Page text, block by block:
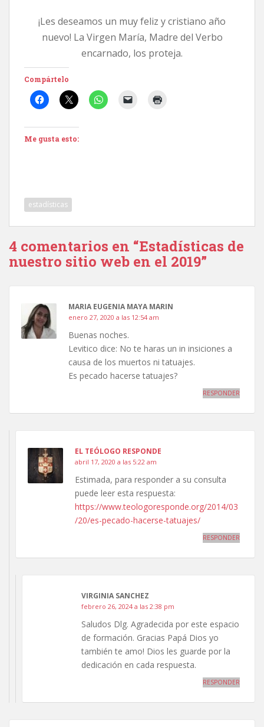
¡Les deseamos un muy feliz y cristiano año
nuevo! La Virgen María, Madre del Verbo
encarnado, los proteja.
Compártelo
Me gusta esto:
estadísticas
4 comentarios en “Estadísticas de
nuestro sitio web en el 2019”
MARIA EUGENIA MAYA MARIN
enero 27, 2020 a las 12:54 am
Buenas noches.
Levitico dice: No te haras un in insiciones a
causa de los muertos ni tatuajes.
Es pecado hacerse tatuajes?
RESPONDER
EL TEÓLOGO RESPONDE
abril 17, 2020 a las 5:22 am
Estimada, para responder a su consulta
puede leer esta respuesta:
https://www.teologoresponde.org/2014/03
/20/es-pecado-hacerse-tatuajes/
RESPONDER
VIRGINIA SANCHEZ
febrero 26, 2024 a las 2:38 pm
Saludos Dlg. Agradecida por este espacio
de formación. Gracias Papá Dios yo
también te amo! Dios les guarde por la
dedicación en cada respuesta.
RESPONDER